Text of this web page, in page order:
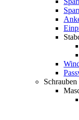
Schrauben